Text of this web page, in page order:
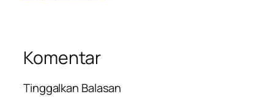
Komentar
Tinggalkan Balasan